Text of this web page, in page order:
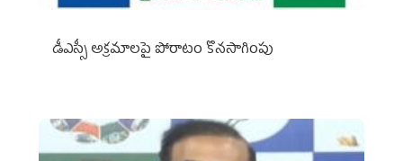
డీఎస్సీ అక్రమాలపై పోరాటం కొనసాగింపు